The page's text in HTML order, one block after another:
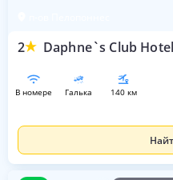
2 Daphne`s Club
в номере галька 140 км
60 оценок